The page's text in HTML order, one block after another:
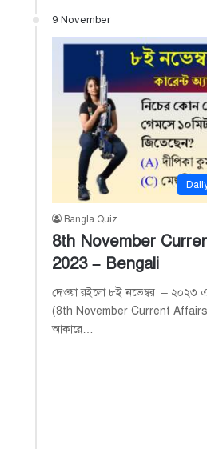
9 November
Bangla Quiz
8th November
2023 – Bengali
দেওয়া রইলো ৮ই নভেম্বর – ২০২৩ এর
(8th November Current
আকারে…